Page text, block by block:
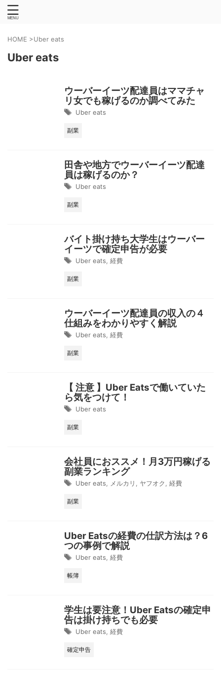
HOME >Uber eats
Uber eats
ウーバーイーツ配達員はママチャ
リ女でも稼げるのか調べてみた
Uber eats
副業
田舎や地方でウーバーイーツ配達
員は稼げるのか？
Uber eats
副業
バイト掛け持ち大学生はウーバー
イーツで確定申告が必要
Uber eats 経費
副業
ウーバーイーツ配達員の収入の４
仕組みをわかりやすく解説
Uber eats 経費
副業
【 注意 】Uber Eatsで働いていた
ら気をつけて！
Uber eats
副業
会社員におススメ！月3万円稼げる
副業ランキング
Uber eats メルカリ ヤフオク 経費
副業
Uber Eatsの経費の仕訳方法は？6
つの事例で解説
Uber eats 経費
帳簿
学生は要注意！Uber Eatsの確定申
告は掛け持ちでも必要
Uber eats 経費
確定申告